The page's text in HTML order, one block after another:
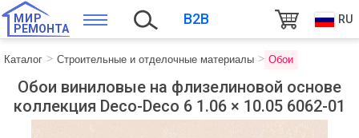
МИР
РЕМОНТА
B2B RU
Каталог Строительные и отделочные материалы Обои
Обои виниловые на флизелиновой основе
коллекция Deco-Deco 6 1.06 × 10.05 6062-01